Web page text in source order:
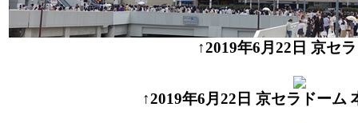
↑2019年6月22日 京セ
↑2019年6月22日 京セラドーム